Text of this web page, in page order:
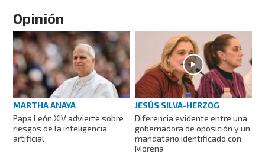
Opinión
MARTHA ANAYA
Papa León XIV advierte sobre
riesgos de la inteligencia
artificial
JESÚS SILVA-HERZOG
Diferencia evidente entre una
gobernadora de oposición y un
mandatario identificado con
Morena